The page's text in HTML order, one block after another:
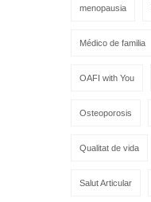
menopausia
Médico de familia
OAFI with You
Osteoporosis
Qualitat de vida
Salut Articular